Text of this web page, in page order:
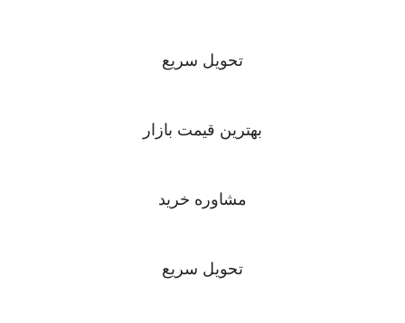
تحویل سریع
بهترین قیمت بازار
مشاوره خرید
تحویل سریع